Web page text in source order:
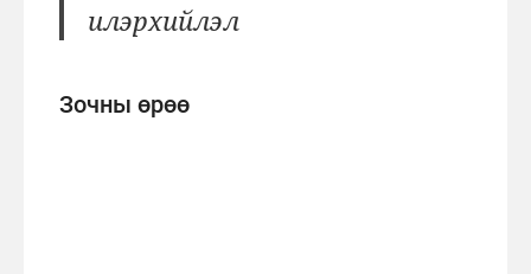
илэрхийлэл
Зочны өрөө